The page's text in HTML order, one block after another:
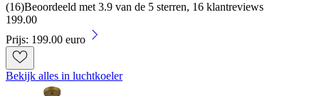
(16)Beoordeeld met 3.9 van de 5 sterren, 16 klantreviews
199.00
Prijs: 199.00 euro
Bekijk alles in luchtkoeler